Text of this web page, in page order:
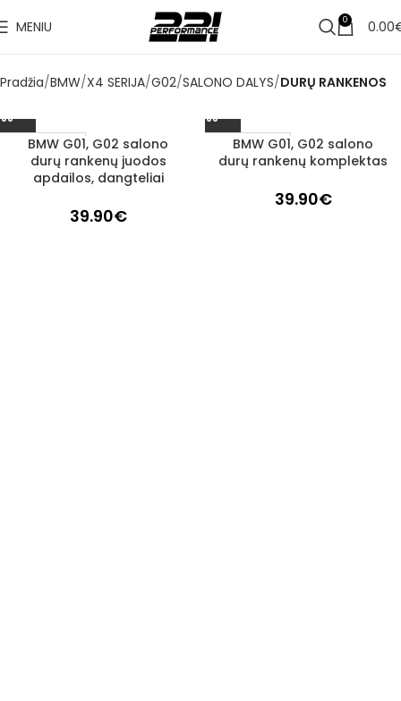
MENIU 0 0.00
Pradžia BMW X4 SERIJA G02 SALONO DALYS DURŲ RANKENOS
1–3 d. d.
BMW G01, G02 salono
durų rankenų juodos
apdailos, dangteliai
39.90€
1–3 d. d.
BMW G01, G02 salono
durų rankenų komplektas
39.90€